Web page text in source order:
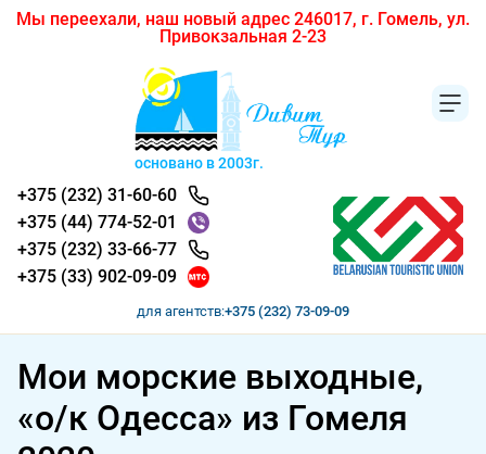
Мы переехали, наш новый адрес 246017, г. Гомель, ул.
Привокзальная 2-23
основано в 2003г.
+375 (232) 31-60-60
+375 (44) 774-52-01
+375 (232) 33-66-77
+375 (33) 902-09-09
для агентств:+375 (232) 73-09-09
Мои морские выходные,
«о/к Одесса» из Гомеля